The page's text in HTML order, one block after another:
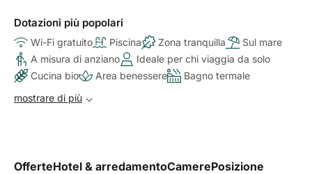
Dotazioni più popolari
Wi-Fi gratuito Piscina Zona tranquilla
Sul mare
A misura di anziano
Ideale per chi viaggia da solo
Cucina bio
Area benessere
Bagno termale
mostrare di più
OfferteHotel & arredamentoCamerePosizione